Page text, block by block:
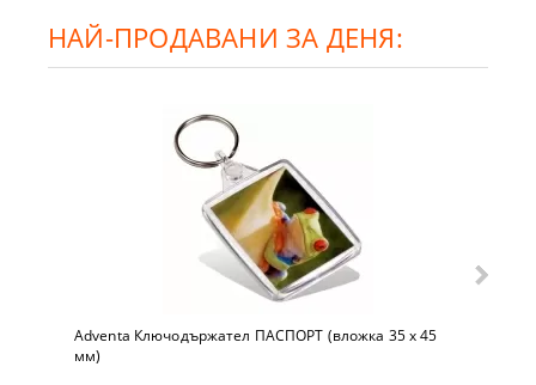
НАЙ-ПРОДАВАНИ ЗА ДЕНЯ:
Adventa Ключодържател ПАСПОРТ (вложка 35 x 45
мм)